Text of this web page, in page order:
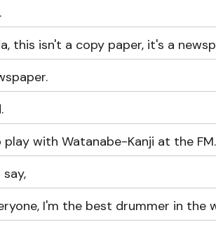
this isn't a copy paper, it's a
play with Watanabe-Kanji at the FM.
I'm the best drummer in the